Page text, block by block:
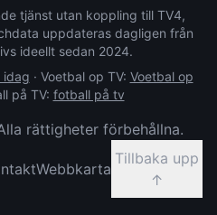
tjänst utan koppling till TV4,
uppdateras dagligen från
ideellt sedan 2024.
idag · Voetbal op TV: Voetbal op
på TV: fotball på tv
rättigheter förbehållna.
Webbkarta
Tillbaka upp
↑